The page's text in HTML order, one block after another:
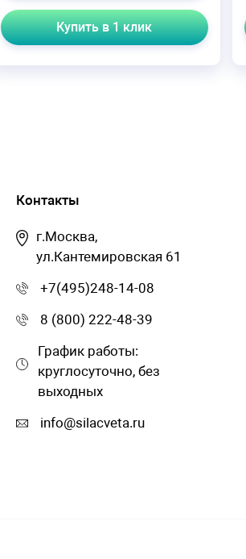
Купить в 1 клик
Контакты
г.Москва,
ул.Кантемировская 61
+7(495)248-14-08
8 (800) 222-48-39
График работы:
круглосуточно, без
выходных
info@silacveta.ru